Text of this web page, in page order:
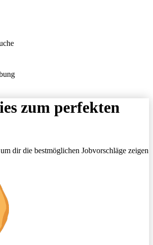
zum perfekten
dir die bestmöglichen Jobvorschläge zeigen